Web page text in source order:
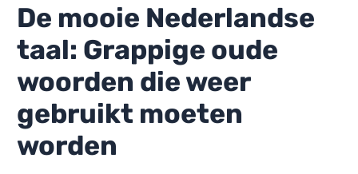
De mooie Nederlandse
taal: Grappige oude
woorden die weer
gebruikt moeten
worden